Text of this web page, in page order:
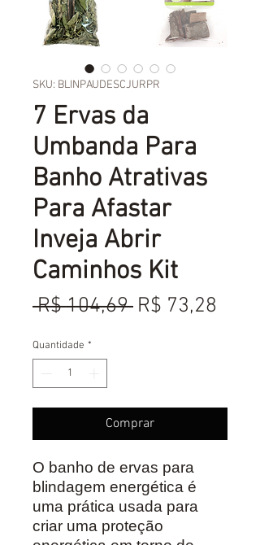
SKU: BLINPAUDESCJURPR
7 Ervas da
Umbanda Para
Banho Atrativas
Para Afastar
Inveja Abrir
Caminhos Kit
R$ 104,69 Preço
R$ 73,28
Quantidade *
Comprar
O banho de ervas para
blindagem energética é
uma prática usada para
criar uma proteção